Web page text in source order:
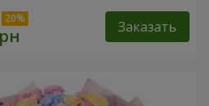
Заказать